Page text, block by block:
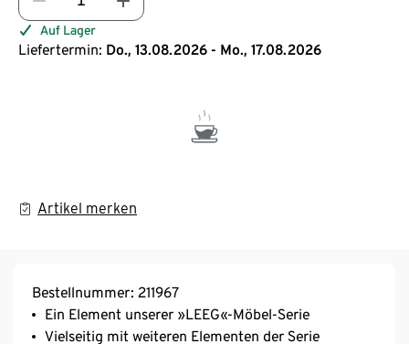
Auf Lager
Liefertermin: Do., 13.08.2026 - Mo., 17.08.2026
Artikel merken
Bestellnummer: 211967
Ein Element unserer »LEEG«-Möbel-Serie
Vielseitig mit weiteren Elementen der Serie